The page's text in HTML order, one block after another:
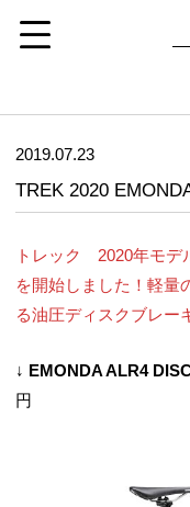
2019.07.23
TREK 2020
トレック 2020年モデ
を開始しました！軽量
る油圧ディスクブレー
↓ EMONDA ALR4
円